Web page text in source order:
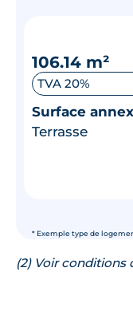
* Exemple type de
106.14 m²
TVA 20%
Surface
Terrasse
(2) Voir conditions